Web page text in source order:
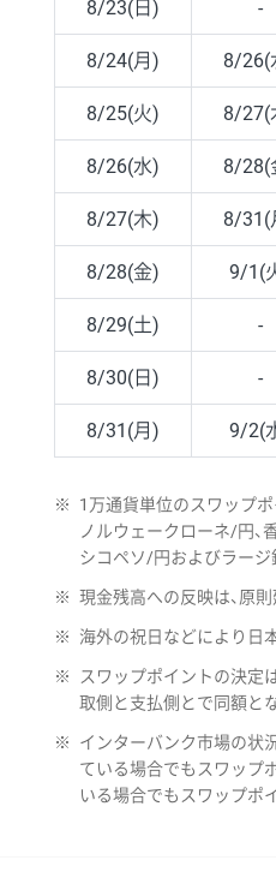
8/23(日) -
8/24(月) 8/26(
8/25(火) 8/27(
8/26(水) 8/28(
8/27(木) 8/31(
8/28(金) 9/1(
8/29(土) -
8/30(日) -
8/31(月) 9/2(
※
1万通貨単位のスワップポ
ノルウェークローネ/円、
シコペソ/円およびラージ
※ 現金残高への反映は、原
※ 海外の祝日などにより日
※
スワップポイントの決定
取側と支払側とで同額と
※
インターバンク市場の状
ている場合でもスワップ
いる場合でもスワップポ